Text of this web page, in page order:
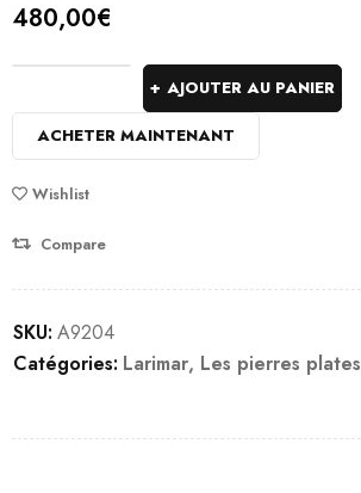
480,00€
AJOUTER AU PANIER
ACHETER MAINTENANT
Wishlist
Compare
SKU: A9204
Catégories: Larimar, Les pierres plates